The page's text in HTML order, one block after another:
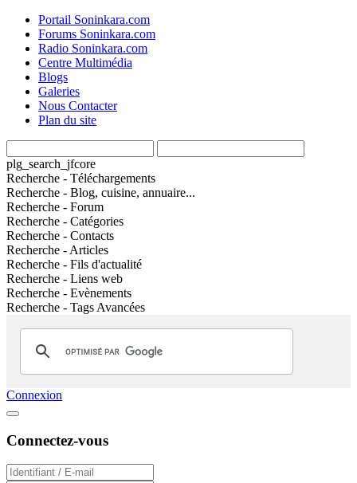
Portail Soninkara.com
Forums Soninkara.com
Radio Soninkara.com
Centre Multimédia
Blogs
Galeries
Nous Contacter
Plan du site
plg_search_jfcore
Recherche - Téléchargements
Recherche - Blog, cuisine, annuaire...
Recherche - Forum
Recherche - Catégories
Recherche - Contacts
Recherche - Articles
Recherche - Fils d'actualité
Recherche - Liens web
Recherche - Evènements
Recherche - Tags Avancées
Connexion
Connectez-vous